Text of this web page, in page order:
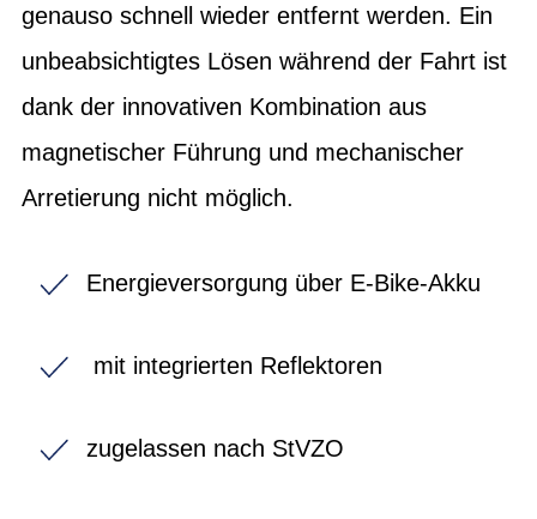
genauso schnell wieder entfernt werden. Ein
unbeabsichtigtes Lösen während der Fahrt ist
dank der innovativen Kombination aus
magnetischer Führung und mechanischer
Arretierung nicht möglich.
Energieversorgung über E-Bike-Akku
mit integrierten Reflektoren
zugelassen nach StVZO